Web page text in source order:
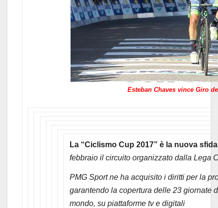
Esteban Chaves vince Giro
La “Ciclismo Cup 2017” è la nuova
febbraio il circuito organizzato dalla Lega
PMG Sport ne ha acquisito i diritti per la
garantendo la copertura delle 23 giornate
mondo, su piattaforme tv e digitali